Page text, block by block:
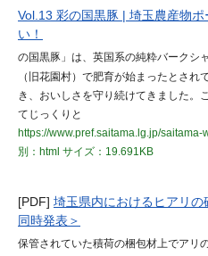
Vol.13 彩の国黒豚 | 埼玉農産物
い！
の国黒豚」は、英国系の純粋バークシ
（旧花園村）で肥育が始まったとされ
き、おいしさを守り続けてきました。
てじっくりと
https://www.pref.saitama.lg.jp/
別：html サイズ：19.691KB
[PDF] 埼玉県内におけるヒアリ
同時発表＞
保管されていた積荷の梱包材上でアリ